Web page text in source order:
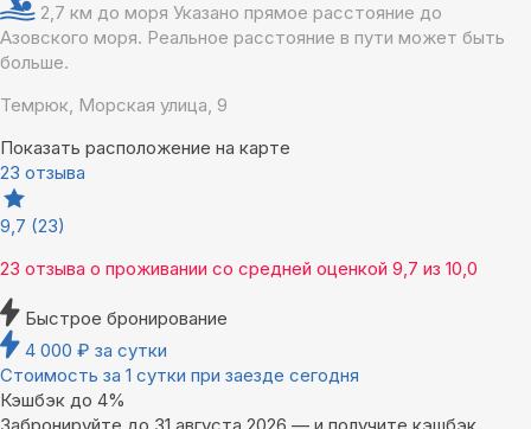
2,7 км до моря Указано прямое расстояние до
Азовского моря. Реальное расстояние в пути может быть
больше.
Темрюк, Морская улица, 9
Показать расположение на карте
23 отзыва
9,7 (23)
23 отзыва о проживании со средней оценкой 9,7 из 10,0
Быстрое бронирование
4 000 ₽ за сутки
Стоимость за 1 сутки при заезде сегодня
Кэшбэк до 4%